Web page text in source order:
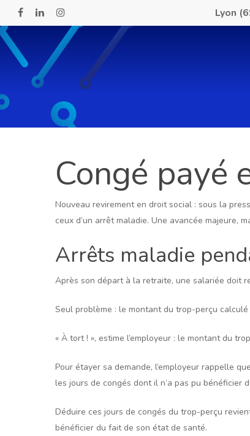
to
main
content
facebooklinkedininstagram Lyon
Congé payé
Nouveau revirement en droit social : sous la
ceux d’un arrêt maladie. Une avancée majeure,
Arrêts maladie
Après son départ à la retraite, une salariée doit
Seul problème : le montant du trop-perçu
« À tort ! », estime l’employeur : le montant du
Pour étayer sa demande, l’employeur rappelle
les jours de congés dont il n’a pas pu bénéficier
Déduire ces jours de congés du trop-perçu
bénéficier du fait de son état de santé.